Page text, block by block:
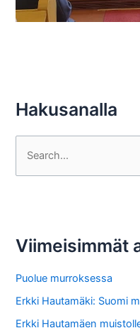
Hakusanalla
h
Viimeisimmät
Puolue murroksessa
Erkki Hautamäki: Suomi
Erkki Hautamäen